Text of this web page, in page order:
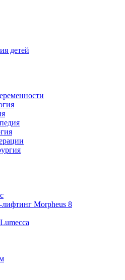
детей
Morpheus 8